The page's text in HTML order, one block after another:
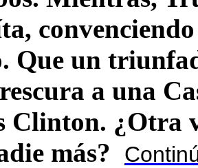
Que un
a una
Clinton. ¿Otra
más?